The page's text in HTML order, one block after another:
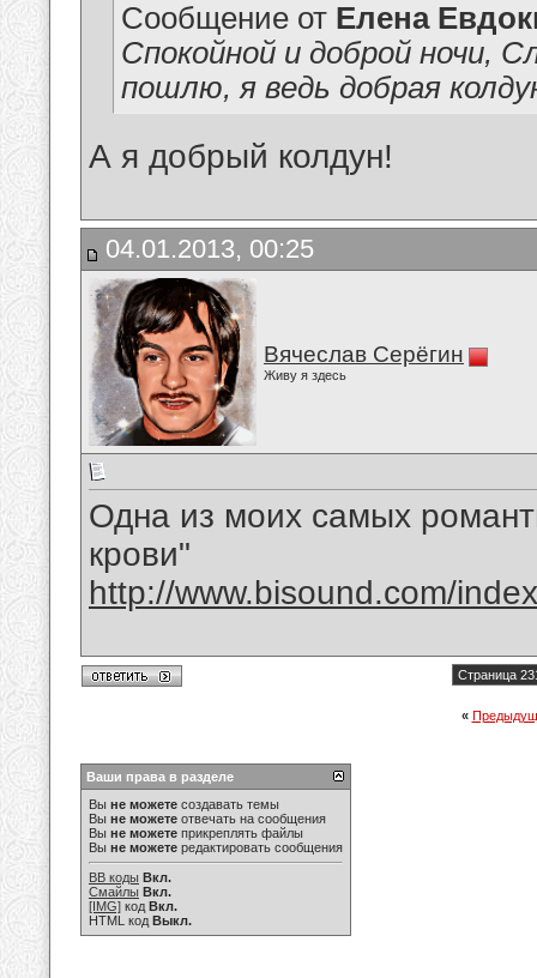
Сообщение от Елена
Спокойной и доброй ночи,
пошлю, я ведь добрая
А я добрый колдун!
04.01.2013, 00:25
Вячеслав Серёгин
Живу я здесь
Одна из моих самых
крови"
http://www.bisound.com/
Страница
«
Ваши права в разделе
Вы не можете создавать темы
Вы не можете отвечать на сообщения
Вы не можете прикреплять файлы
Вы не можете редактировать сообщения
BB коды Вкл.
Смайлы Вкл.
[IMG] код Вкл.
HTML код Выкл.